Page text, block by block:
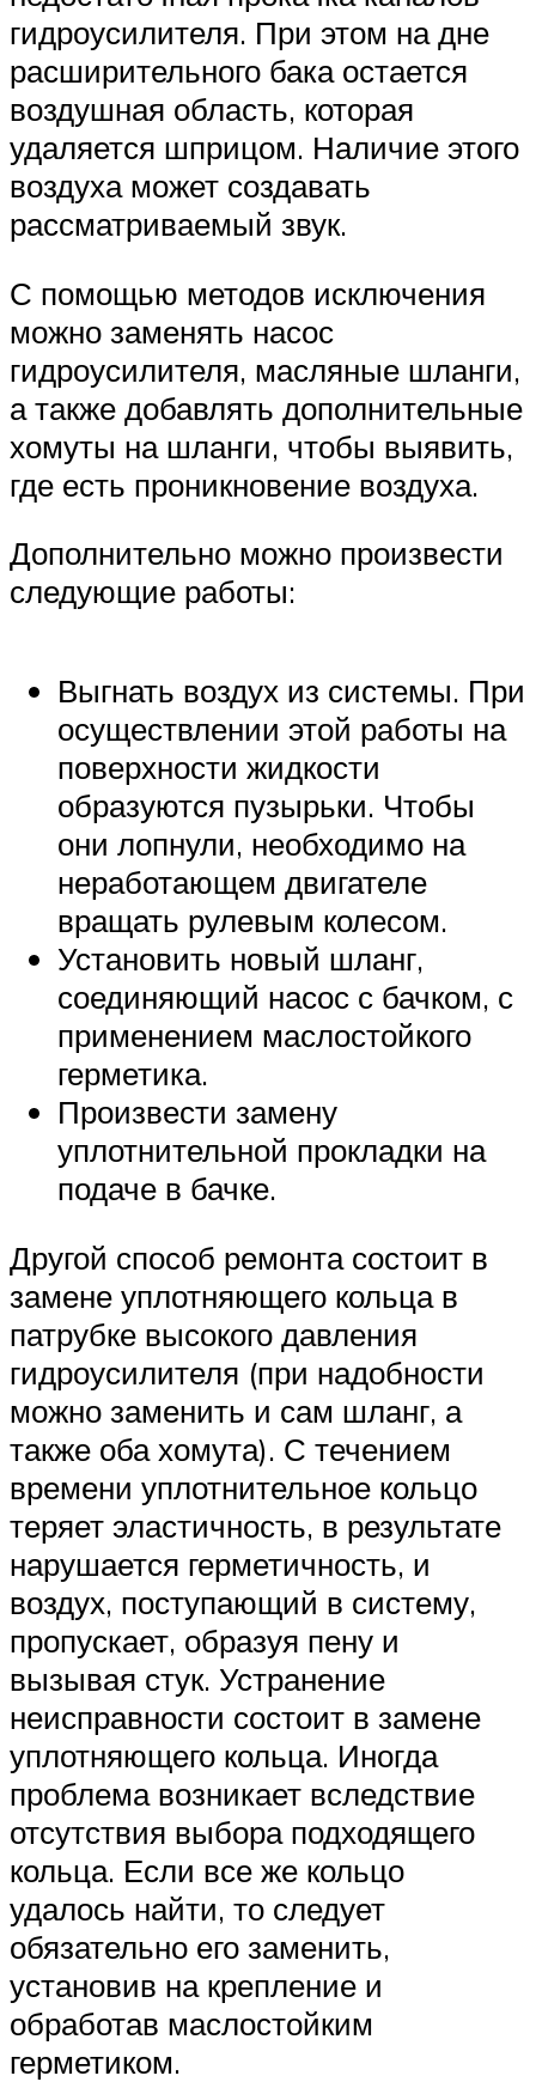
гидроусилителя. При этом на дне
расширительного бака остается
воздушная область, которая
удаляется шприцом. Наличие этого
воздуха может создавать
рассматриваемый звук.
С помощью методов исключения
можно заменять насос
гидроусилителя, масляные шланги,
а также добавлять дополнительные
хомуты на шланги, чтобы выявить,
где есть проникновение воздуха.
Дополнительно можно произвести
следующие работы:
Выгнать воздух из системы. При
осуществлении этой работы на
поверхности жидкости
образуются пузырьки. Чтобы
они лопнули, необходимо на
неработающем двигателе
вращать рулевым колесом.
Установить новый шланг,
соединяющий насос с бачком, с
применением маслостойкого
герметика.
Произвести замену
уплотнительной прокладки на
подаче в бачке.
Другой способ ремонта состоит в
замене уплотняющего кольца в
патрубке высокого давления
гидроусилителя (при надобности
можно заменить и сам шланг, а
также оба хомута). С течением
времени уплотнительное кольцо
теряет эластичность, в результате
нарушается герметичность, и
воздух, поступающий в систему,
пропускает, образуя пену и
вызывая стук. Устранение
неисправности состоит в замене
уплотняющего кольца. Иногда
проблема возникает вследствие
отсутствия выбора подходящего
кольца. Если все же кольцо
удалось найти, то следует
обязательно его заменить,
установив на крепление и
обработав маслостойким
герметиком.